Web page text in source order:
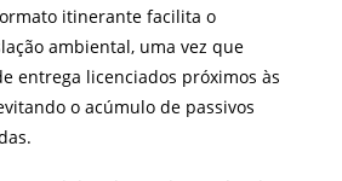
itinerante facilita o
ambiental, uma vez que
entrega licenciados próximos às
o acúmulo de passivos